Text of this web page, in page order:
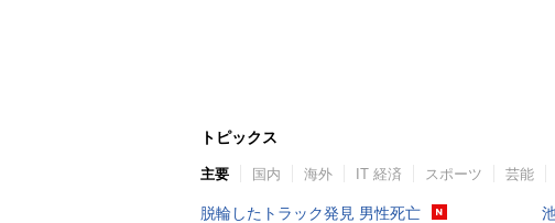
トピックス
主要 国内 海外 IT 経済 スポーツ 芸能
脱輪したトラック発見 男性死亡